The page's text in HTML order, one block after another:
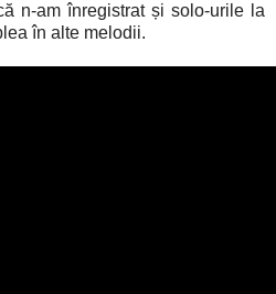
n-am înregistrat și solo-urile la
în alte melodii.